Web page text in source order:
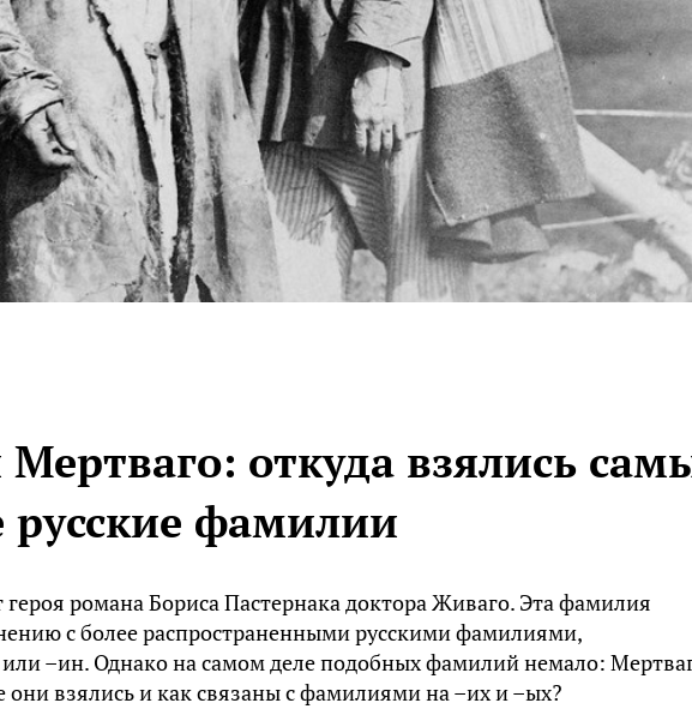
откуда взялись
русские фамилии
романа Бориса Пастернака доктора Живаго. Эта фамилия
с более распространенными русскими фамилиями,
–ин. Однако на самом деле подобных фамилий немало:
они взялись и как связаны с фамилиями на –их и –ых?